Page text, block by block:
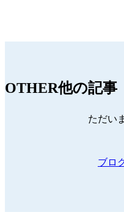
OTHER他の記事
ただい
ブロ